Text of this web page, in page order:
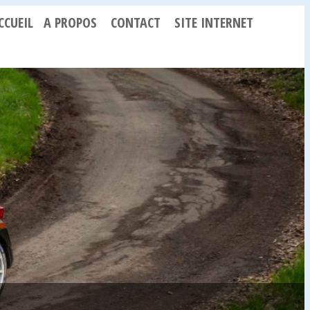
A PROPOS CONTACT SITE INTERNET